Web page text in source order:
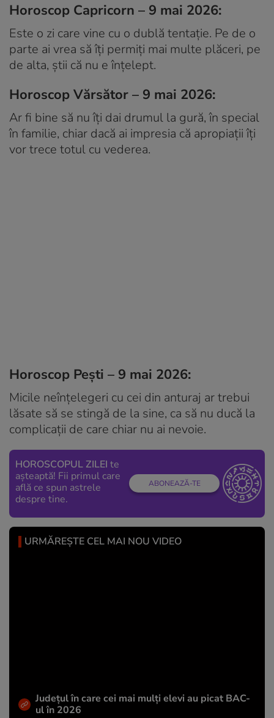
Horoscop Capricorn – 9 mai 2026:
Este o zi care vine cu o dublă tentație. Pe de o
parte ai vrea să îți permiți mai multe plăceri, pe
de alta, știi că nu e înțelept.
Horoscop Vărsător – 9 mai 2026:
Ar fi bine să nu îți dai drumul la gură, în special
în familie, chiar dacă ai impresia că apropiații îți
vor trece totul cu vederea.
Horoscop Pești – 9 mai 2026:
Micile neînțelegeri cu cei din anturaj ar trebui
lăsate să se stingă de la sine, ca să nu ducă la
complicații de care chiar nu ai nevoie.
HOROSCOPUL ZILEI te
așteaptă! Fii primul care
află ce spun astrele
despre tine.
ABONEAZĂ-TE
URMĂREȘTE CEL MAI NOU VIDEO
Județul în care cei mai mulți elevi au picat BAC-
ul în 2026